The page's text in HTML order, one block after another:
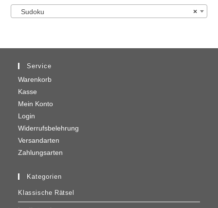
×
Sudoku
Service
Warenkorb
Kasse
Mein Konto
Login
Widerrufsbelehrung
Versandarten
Zahlungsarten
Kategorien
Klassische Rätsel